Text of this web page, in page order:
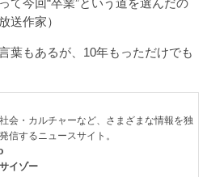
送作家）
葉もあるが、10年もっただけでも
会・カルチャーなど、さまざまな情報を独
信するニュースサイト。
イゾー